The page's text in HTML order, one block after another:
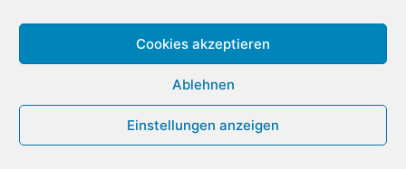
Cookies akzeptieren
Ablehnen
Einstellungen anzeigen
Städtereise nach Krakau
Städtereise nach London
Städtereise nach Barcelona
Städtereise nach Berlin
Städtereise nach Amsterdam